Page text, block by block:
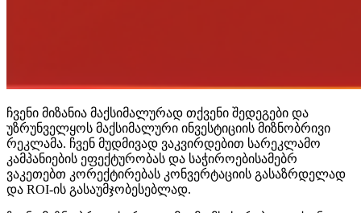
ჩვენი მიზანია მაქსიმალურად თქვენი შედეგები და
უზრუნველყოს მაქსიმალური ინვესტიციის მიზნობრივი
რეკლამა. ჩვენ მუდმივად ვაკვირდებით სარეკლამო
კამპანიების ეფექტურობას და საჭიროებისამებრ
ვაკეთებთ კორექტირებას კონვერტაციის გასაზრდელად
და ROI-ის გასაუმჯობესებლად.